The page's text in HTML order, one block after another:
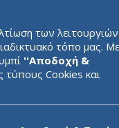
των λειτουργιών
τόπο μας. Με
''Αποδοχή &
τύπους Cookies και